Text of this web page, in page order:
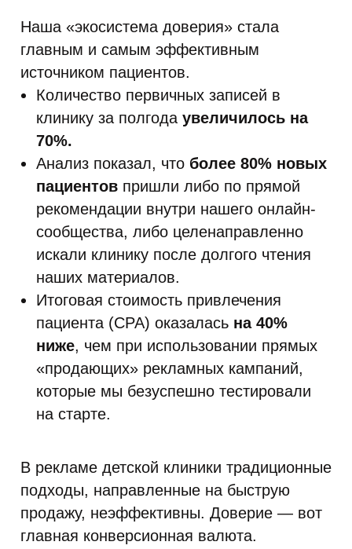
Наша «экосистема доверия» стала
главным и самым эффективным
источником пациентов.
Количество первичных записей в
клинику за полгода увеличилось на
70%.
Анализ показал, что более 80% новых
пациентов пришли либо по прямой
рекомендации внутри нашего онлайн-
сообщества, либо целенаправленно
искали клинику после долгого чтения
наших материалов.
Итоговая стоимость привлечения
пациента (CPA) оказалась на 40%
ниже, чем при использовании прямых
«продающих» рекламных кампаний,
которые мы безуспешно тестировали
на старте.
В рекламе детской клиники традиционные
подходы, направленные на быструю
продажу, неэффективны. Доверие — вот
главная конверсионная валюта.